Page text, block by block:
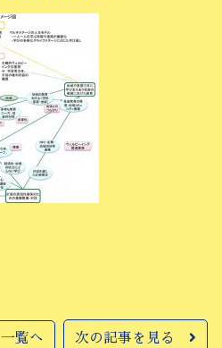
一覧へ 次の記事を見る